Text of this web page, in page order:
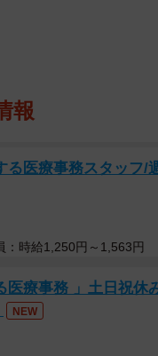
報
る医療事務スタッフ/
：時給1,250円～1,563円
医療事務 」土日祝休
NEW